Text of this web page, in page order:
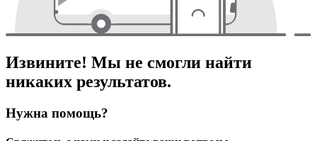
Извините! Мы не смогли найти
никаких результатов.
Нужна помощь?